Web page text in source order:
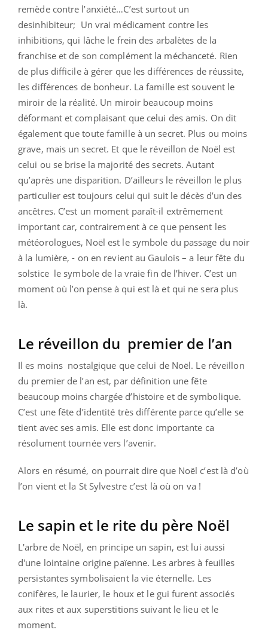
remède contre l’anxiété…C’est surtout un
desinhibiteur; Un vrai médicament contre les
inhibitions, qui lâche le frein des arbalètes de la
franchise et de son complément la méchanceté. Rien
de plus difficile à gérer que les différences de réussite,
les différences de bonheur. La famille est souvent le
miroir de la réalité. Un miroir beaucoup moins
déformant et complaisant que celui des amis. On dit
également que toute famille à un secret. Plus ou moins
grave, mais un secret. Et que le réveillon de Noël est
celui ou se brise la majorité des secrets. Autant
qu’après une disparition. D’ailleurs le réveillon le plus
particulier est toujours celui qui suit le décès d’un des
ancêtres. C’est un moment paraît-il extrêmement
important car, contrairement à ce que pensent les
météorologues, Noël est le symbole du passage du noir
à la lumière, - on en revient au Gaulois – a leur fête du
solstice le symbole de la vraie fin de l’hiver. C’est un
moment où l’on pense à qui est là et qui ne sera plus
là.
Le réveillon du premier de l’an
Il es moins nostalgique que celui de Noël. Le réveillon
du premier de l’an est, par définition une fête
beaucoup moins chargée d’histoire et de symbolique.
C’est une fête d’identité très différente parce qu’elle se
tient avec ses amis. Elle est donc importante ca
résolument tournée vers l’avenir.
Alors en résumé, on pourrait dire que Noël c’est là d’où
l’on vient et la St Sylvestre c’est là où on va !
Le sapin et le rite du père Noël
L'arbre de Noël, en principe un sapin, est lui aussi
d'une lointaine origine païenne. Les arbres à feuilles
persistantes symbolisaient la vie éternelle. Les
conifères, le laurier, le houx et le gui furent associés
aux rites et aux superstitions suivant le lieu et le
moment.